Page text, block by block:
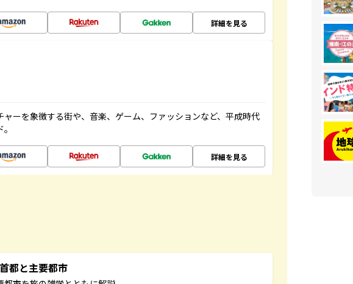
詳細を見る
ャーを象徴する街や、音楽、ゲーム、ファッションなど、平成時代
詳細を見る
都と主要都市